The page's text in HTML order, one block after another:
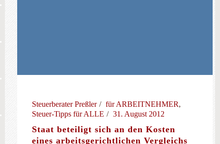
Steuerberater Preßler für ARBEITNEHMER,
Steuer-Tipps für ALLE
31. August 2012
Staat beteiligt sich an den Kosten
eines arbeitsgerichtlichen Vergleichs